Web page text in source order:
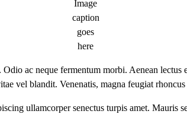
Image
caption
goes
here
ac neque fermentum morbi. Aenean lectus
vel blandit. Venenatis, magna feugiat rhoncus
ullamcorper senectus turpis amet. Mauris